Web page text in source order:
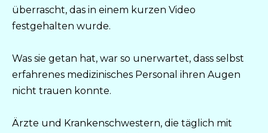
überrascht, das in einem kurzen Video
festgehalten wurde.
Was sie getan hat, war so unerwartet, dass selbst
erfahrenes medizinisches Personal ihren Augen
nicht trauen konnte.
Ärzte und Krankenschwestern, die täglich mit